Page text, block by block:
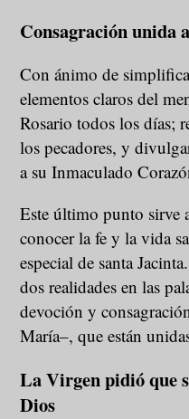
Consagración unida
Con ánimo de
elementos claros del
Rosario todos los días;
los pecadores, y
a su Inmaculado
Este último punto sirve
conocer la fe y la vida
especial de santa
dos realidades en las
devoción y
María–, que están
La Virgen pidió que
Dios